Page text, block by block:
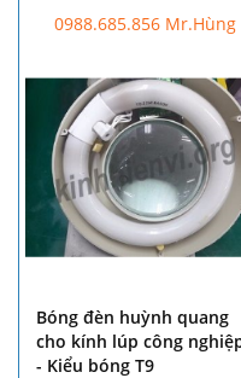
0988.685.856 Mr.Hùng
Bóng đèn huỳnh quang
cho kính lúp công
- Kiểu bóng T9